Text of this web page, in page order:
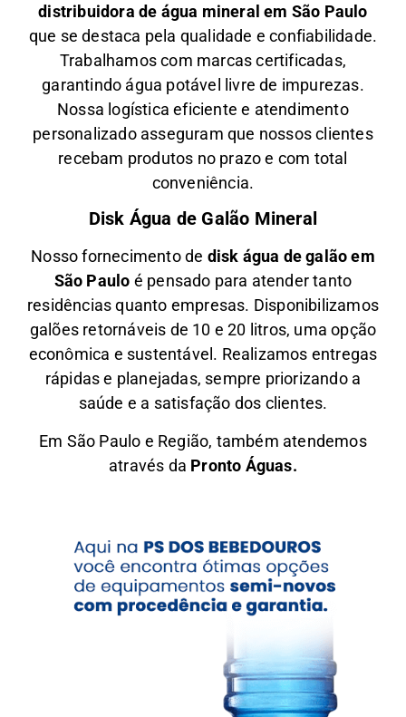
distribuidora de água mineral em São Paulo
que se destaca pela qualidade e confiabilidade.
Trabalhamos com marcas certificadas,
garantindo água potável livre de impurezas.
Nossa logística eficiente e atendimento
personalizado asseguram que nossos clientes
recebam produtos no prazo e com total
conveniência.
Disk Água de Galão Mineral
Nosso fornecimento de disk água de galão em
São Paulo é pensado para atender tanto
residências quanto empresas. Disponibilizamos
galões retornáveis de 10 e 20 litros, uma opção
econômica e sustentável. Realizamos entregas
rápidas e planejadas, sempre priorizando a
saúde e a satisfação dos clientes.
Em São Paulo e Região, também atendemos
através da Pronto Águas.